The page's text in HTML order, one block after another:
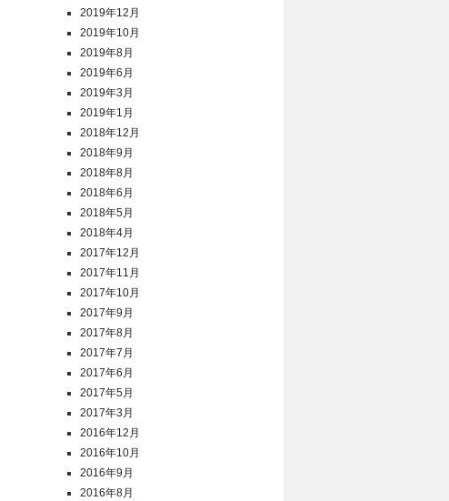
2019年12月
2019年10月
2019年8月
2019年6月
2019年3月
2019年1月
2018年12月
2018年9月
2018年8月
2018年6月
2018年5月
2018年4月
2017年12月
2017年11月
2017年10月
2017年9月
2017年8月
2017年7月
2017年6月
2017年5月
2017年3月
2016年12月
2016年10月
2016年9月
2016年8月